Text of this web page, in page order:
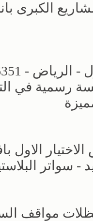
الكبرى
رسمية في
الاول
الحديد -